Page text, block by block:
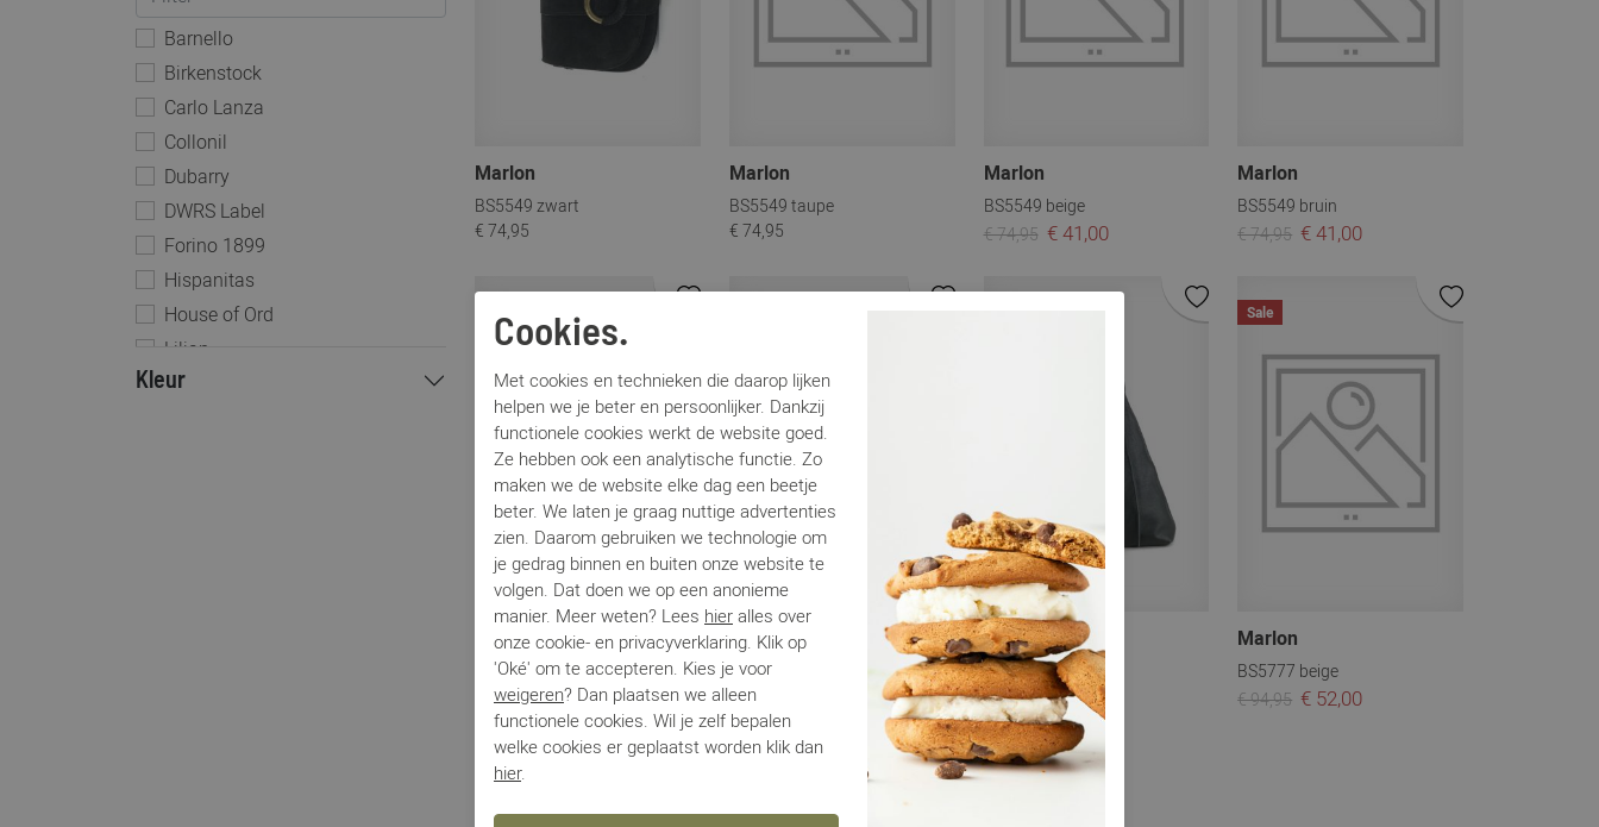
Barnello
Birkenstock
Carlo Lanza
Collonil
Dubarry
DWRS Label
Forino 1899
Hispanitas
House of Ord
Lilian
Magnanni
Kleur
Marlon
BS5549 zwart
€ 74,95
Marlon
BS5549 taupe
€ 74,95
Marlon
BS5549 beige
€ 74,95 € 41,00
Marlon
BS5549 bruin
€ 74,95 € 41,00
Marlon
BS5815 zwart
€ 79,95 € 43,00
Marlon
BS4492 zwart
€ 89,95
Marlon
BS4080 zwart
€ 89,95 € 49,00
Sale
Marlon
BS5777 beige
€ 94,95 € 52,00
Sale
Cookies.
Met cookies en technieken die daarop lijken
helpen we je beter en persoonlijker. Dankzij
functionele cookies werkt de website goed.
Ze hebben ook een analytische functie. Zo
maken we de website elke dag een beetje
beter. We laten je graag nuttige advertenties
zien. Daarom gebruiken we technologie om
je gedrag binnen en buiten onze website te
volgen. Dat doen we op een anonieme
manier. Meer weten? Lees hier alles over
onze cookie- en privacyverklaring. Klik op
'Oké' om te accepteren. Kies je voor
weigeren? Dan plaatsen we alleen
functionele cookies. Wil je zelf bepalen
welke cookies er geplaatst worden klik dan
hier.